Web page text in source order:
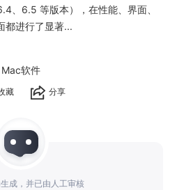
、6.5 等版本），在性能、界面、
都进行了显著...
Mac软件
分享
成，并已由人工审核